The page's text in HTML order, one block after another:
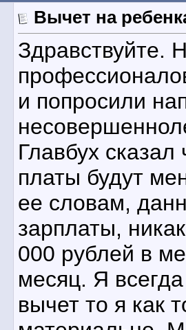
Вычет на
Здравствуйте.
и попросили
Главбух
платы будут
ее словам,
зарплаты,
000 рублей в
месяц. Я
вычет то я как